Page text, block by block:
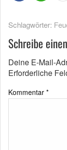
Schlagwörter:
Schreibe
Deine E-Mail-
Erforderliche
Kommentar *